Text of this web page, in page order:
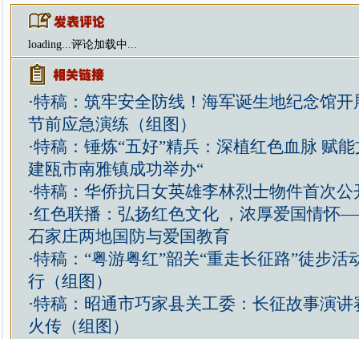
loading...评论加载中...
·特稿：筑牢安全防线！海军诞生地纪念馆开
节前应急演练（组图）
·特稿：锤炼“五好”精兵：深植红色血脉 赋
建瓯市南雅镇成功举办“
·特稿：华侨抗日女英雄李林烈士物件首次公
·红色联播：弘扬红色文化 ，浓厚爱国情怀
石家庄两地国防与爱国教育
·特稿：“粤游粤红”韶关“重走长征路”徒步活
行（组图）
·特稿：昭通市巧家县关工委：长征故事演讲
火传（组图）